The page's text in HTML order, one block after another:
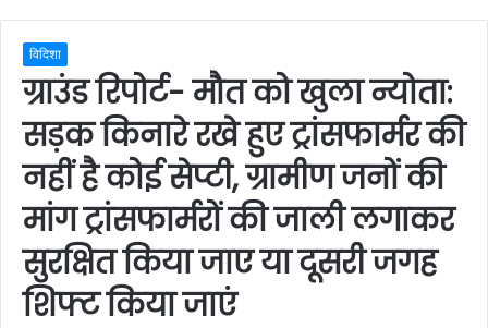
विदिशा
ग्राउंड रिपोर्ट- मौत को खुला न्योता:
सड़क किनारे रखे हुए ट्रांसफार्मर की
नहीं है कोई सेप्टी, ग्रामीण जनों की
मांग ट्रांसफार्मरों की जाली लगाकर
सुरक्षित किया जाए या दूसरी जगह
शिफ्ट किया जाएं